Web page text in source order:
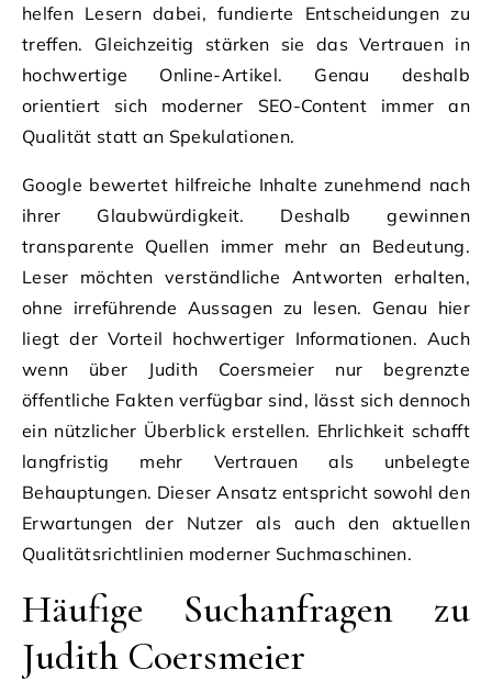
helfen Lesern dabei, fundierte Entscheidungen zu
treffen. Gleichzeitig stärken sie das Vertrauen in
hochwertige Online-Artikel. Genau deshalb
orientiert sich moderner SEO-Content immer an
Qualität statt an Spekulationen.
Google bewertet hilfreiche Inhalte zunehmend nach
ihrer Glaubwürdigkeit. Deshalb gewinnen
transparente Quellen immer mehr an Bedeutung.
Leser möchten verständliche Antworten erhalten,
ohne irreführende Aussagen zu lesen. Genau hier
liegt der Vorteil hochwertiger Informationen. Auch
wenn über Judith Coersmeier nur begrenzte
öffentliche Fakten verfügbar sind, lässt sich dennoch
ein nützlicher Überblick erstellen. Ehrlichkeit schafft
langfristig mehr Vertrauen als unbelegte
Behauptungen. Dieser Ansatz entspricht sowohl den
Erwartungen der Nutzer als auch den aktuellen
Qualitätsrichtlinien moderner Suchmaschinen.
Häufige Suchanfragen zu
Judith Coersmeier